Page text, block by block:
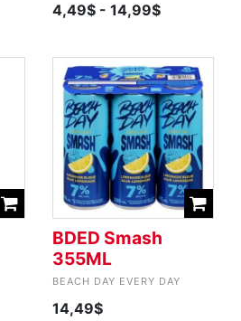
4,49$ - 14,99$
BDED Smash
355ML
BEACH DAY EVERY DAY
14,49$